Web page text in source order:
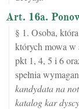
Art. 16a.
§ 1. Osoba,
których mowa w
pkt 1, 4, 5 i 6
spełnia
kandydata na
katalog kar